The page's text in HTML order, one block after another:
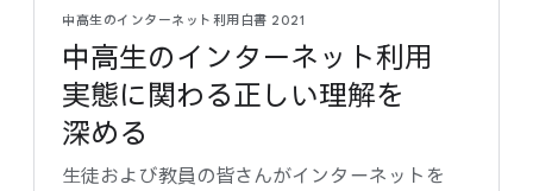
中高生の​インターネット利用白書 2021
中高生の​インターネット利用​
実態に​関わる​正しい​理解を​
深める
生徒および​教員の​皆さんが​インターネットを​